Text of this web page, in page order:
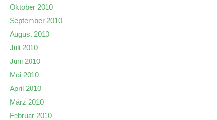
Oktober 2010
September 2010
August 2010
Juli 2010
Juni 2010
Mai 2010
April 2010
März 2010
Februar 2010